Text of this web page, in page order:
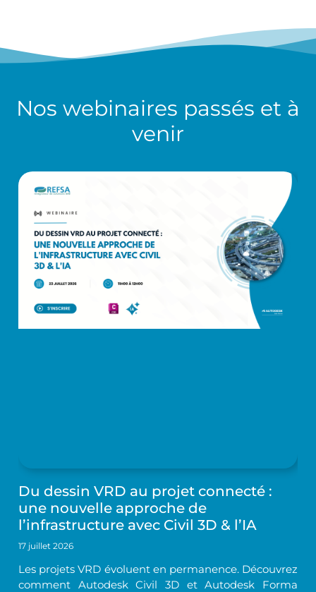
Nos webinaires passés et à
venir
Du dessin VRD au projet connecté :
une nouvelle approche de
l’infrastructure avec Civil 3D & l’IA
17 juillet 2026
Les projets VRD évoluent en permanence. Découvrez
comment Autodesk Civil 3D et Autodesk Forma